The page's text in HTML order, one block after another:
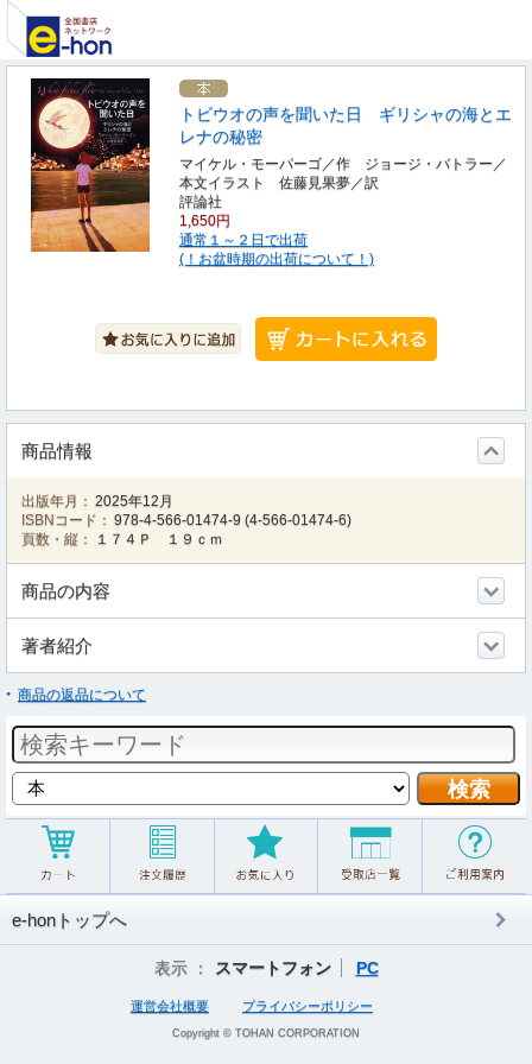
トビウオの声を聞いた日 ギリシャの海とエ
レナの秘密
マイケル・モーパーゴ／作 ジョージ・バトラー／
本文イラスト 佐藤見果夢／訳
評論社
1,650円
通常１～２日で出荷
(！お盆時期の出荷について！)
商品情報
出版年月： 2025年12月
ISBNコード： 978-4-566-01474-9 (4-566-01474-6)
頁数・縦：
１７４Ｐ １９ｃｍ
商品の内容
著者紹介
商品の返品について
e-honトップへ
表示 ： スマートフォン PC
運営会社概要 プライバシーポリシー
Copyright © TOHAN CORPORATION